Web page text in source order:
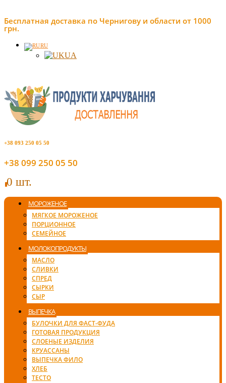
Бесплатная доставка по Чернигову и области от 1000
грн.
RU
UA
+38 093 250 05 50
+38 099 250 05 50
00 шт.
МОРОЖЕНОЕ
МЯГКОЕ МОРОЖЕНОЕ
ПОРЦИОННОЕ
СЕМЕЙНОЕ
МОЛОКОПРОДУКТЫ
МАСЛО
СЛИВКИ
СПРЕД
СЫРКИ
СЫР
ВЫПЕЧКА
БУЛОЧКИ ДЛЯ ФАСТ-ФУДА
ГОТОВАЯ ПРОДУКЦИЯ
СЛОЕНЫЕ ИЗДЕЛИЯ
КРУАССАНЫ
ВЫПЕЧКА ФИЛО
ХЛЕБ
ТЕСТО